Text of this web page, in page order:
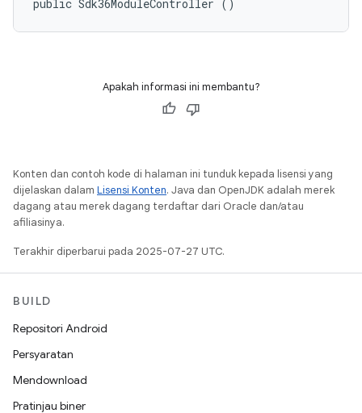
public Sdk36ModuleController ()
Apakah informasi ini membantu?
Konten dan contoh kode di halaman ini tunduk kepada lisensi yang
dijelaskan dalam Lisensi Konten. Java dan OpenJDK adalah merek
dagang atau merek dagang terdaftar dari Oracle dan/atau
afiliasinya.
Terakhir diperbarui pada 2025-07-27 UTC.
BUILD
Repositori Android
Persyaratan
Mendownload
Pratinjau biner